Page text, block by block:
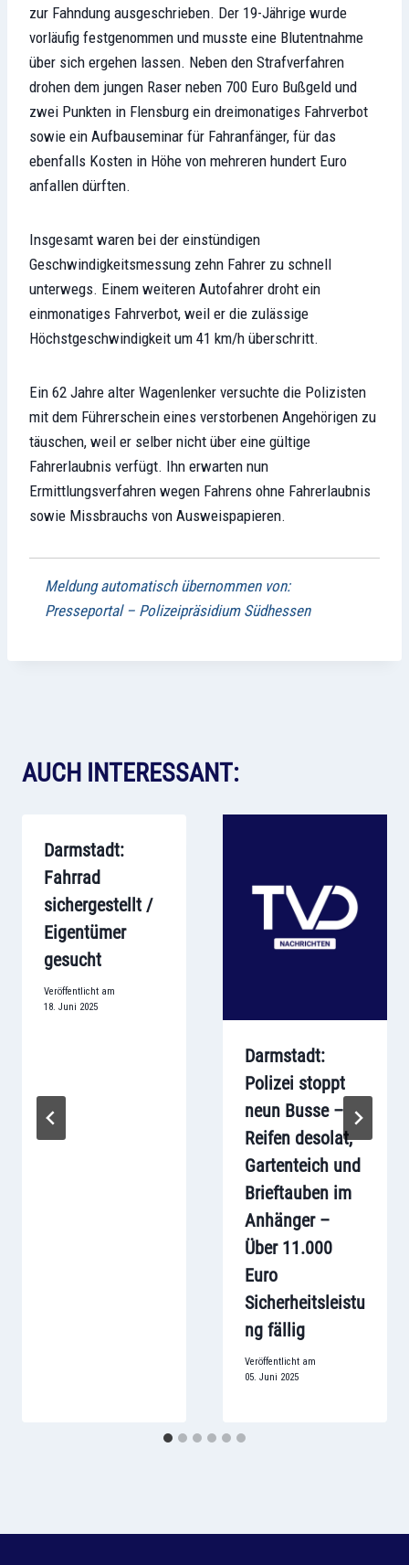
zur Fahndung ausgeschrieben. Der 19-Jährige wurde
vorläufig festgenommen und musste eine Blutentnahme
über sich ergehen lassen. Neben den Strafverfahren
drohen dem jungen Raser neben 700 Euro Bußgeld und
zwei Punkten in Flensburg ein dreimonatiges Fahrverbot
sowie ein Aufbauseminar für Fahranfänger, für das
ebenfalls Kosten in Höhe von mehreren hundert Euro
anfallen dürften.
Insgesamt waren bei der einstündigen
Geschwindigkeitsmessung zehn Fahrer zu schnell
unterwegs. Einem weiteren Autofahrer droht ein
einmonatiges Fahrverbot, weil er die zulässige
Höchstgeschwindigkeit um 41 km/h überschritt.
Ein 62 Jahre alter Wagenlenker versuchte die Polizisten
mit dem Führerschein eines verstorbenen Angehörigen zu
täuschen, weil er selber nicht über eine gültige
Fahrerlaubnis verfügt. Ihn erwarten nun
Ermittlungsverfahren wegen Fahrens ohne Fahrerlaubnis
sowie Missbrauchs von Ausweispapieren.
Meldung automatisch übernommen von:
Presseportal – Polizeipräsidium Südhessen
AUCH INTERESSANT:
Darmstadt:
Fahrrad
sichergestellt /
Eigentümer
gesucht
Veröffentlicht am
18. Juni 2025
Darmstadt:
Polizei stoppt
neun Busse –
Reifen desolat,
Gartenteich und
Brieftauben im
Anhänger –
Über 11.000
Euro
Sicherheitsleistu
ng fällig
Veröffentlicht am
05. Juni 2025